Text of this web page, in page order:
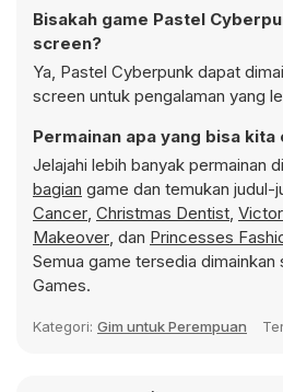
Bisakah game Pastel
screen?
Ya, Pastel Cyberpunk dapat
screen untuk pengalaman yang
Permainan apa yang bisa
Jelajahi lebih banyak permainan di
bagian game dan temukan judul-
Cancer, Christmas Dentist,
Makeover, dan Princesses
Semua game tersedia dimainkan
Games.
Kategori: Gim untuk Perempuan